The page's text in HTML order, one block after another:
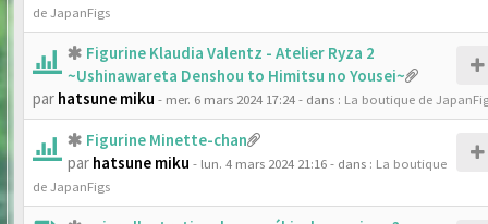
de JapanFigs
Figurine Klaudia Valentz - Atelier Ryza 2
~Ushinawareta Denshou to Himitsu no Yousei~
par hatsune miku - mer. 6 mars 2024 17:24- dans : La boutique de
Figurine Minette-chan
par hatsune miku - lun. 4 mars 2024 21:16- dans : La boutique
de JapanFigs